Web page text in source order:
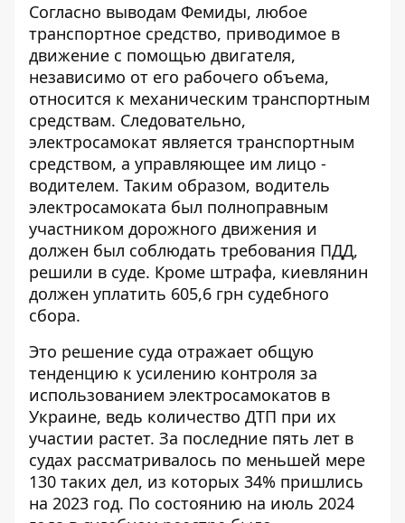
Согласно выводам Фемиды, любое
транспортное средство, приводимое в
движение с помощью двигателя,
независимо от его рабочего объема,
относится к механическим транспортным
средствам. Следовательно,
электросамокат является транспортным
средством, а управляющее им лицо -
водителем. Таким образом, водитель
электросамоката был полноправным
участником дорожного движения и
должен был соблюдать требования ПДД,
решили в суде. Кроме штрафа, киевлянин
должен уплатить 605,6 грн судебного
сбора.
Это решение суда отражает общую
тенденцию к усилению контроля за
использованием электросамокатов в
Украине, ведь количество ДТП при их
участии растет. За последние пять лет в
судах рассматривалось по меньшей мере
130 таких дел, из которых 34% пришлись
на 2023 год. По состоянию на июль 2024